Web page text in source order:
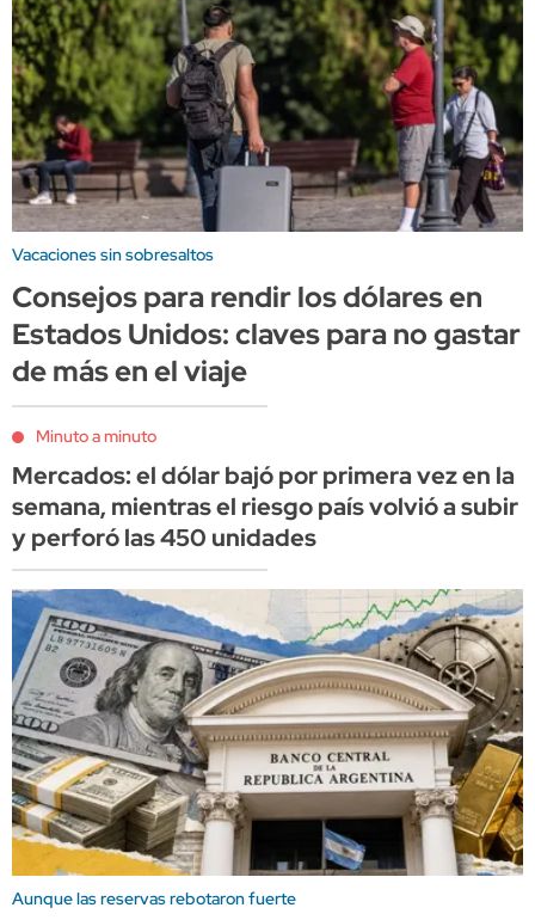
Vacaciones sin sobresaltos
Consejos para rendir los dólares en
Estados Unidos: claves para no gastar
de más en el viaje
Minuto a minuto
Mercados: el dólar bajó por primera vez en la
semana, mientras el riesgo país volvió a subir
y perforó las 450 unidades
Aunque las reservas rebotaron fuerte